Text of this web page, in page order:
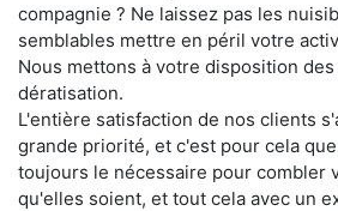
compagnie ? Ne laissez pas les
semblables mettre en péril votre
Nous mettons à votre disposition
dératisation.
L'entière satisfaction de nos clients
grande priorité, et c'est pour cela
toujours le nécessaire pour combler
qu'elles soient, et tout cela avec un